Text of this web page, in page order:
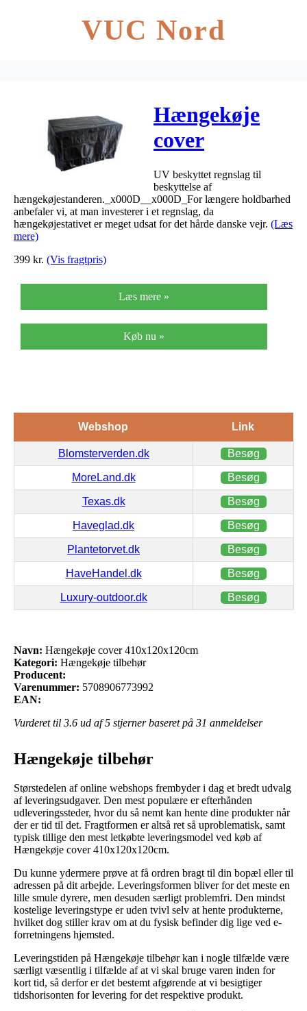
VUC Nord
Hængekøje
cover
410x120x120cm
UV beskyttet regnslag til
beskyttelse af
hængekøjestanderen._x000D__x000D_For længere holdbarhed
anbefaler vi, at man investerer i et regnslag, da
hængekøjestativet er meget udsat for det hårde danske vejr. (Læs
mere)
399 kr. (Vis fragtpris)
Læs mere »
Køb nu »
Webshop Link
Blomsterverden.dk Besøg
MoreLand.dk Besøg
Texas.dk Besøg
Haveglad.dk Besøg
Plantetorvet.dk Besøg
HaveHandel.dk Besøg
Luxury-outdoor.dk Besøg
Navn: Hængekøje cover 410x120x120cm
Kategori: Hængekøje tilbehør
Producent:
Varenummer: 5708906773992
EAN:
Vurderet til 3.6 ud af 5 stjerner baseret på 31 anmeldelser
Hængekøje tilbehør
Størstedelen af online webshops frembyder i dag et bredt udvalg
af leveringsudgaver. Den mest populære er efterhånden
udleveringssteder, hvor du så nemt kan hente dine produkter når
der er tid til det. Fragtformen er altså ret så uproblematisk, samt
typisk tillige den mest letkøbte leveringsmodel ved køb af
Hængekøje cover 410x120x120cm.
Du kunne ydermere prøve at få ordren bragt til din bopæl eller til
adressen på dit arbejde. Leveringsformen bliver for det meste en
lille smule dyrere, men desuden særligt problemfri. Den mindst
kostelige leveringstype er uden tvivl selv at hente produkterne,
hvilket dog stiller krav om at du fysisk befinder dig lige ved e-
forretningens hjemsted.
Leveringstiden på Hængekøje tilbehør kan i nogle tilfælde være
særligt væsentlig i tilfælde af at vi skal bruge varen inden for
kort tid, så derfor er det bestemt afgørende at vi besigtiger
tidshorisonten for levering for det respektive produkt.